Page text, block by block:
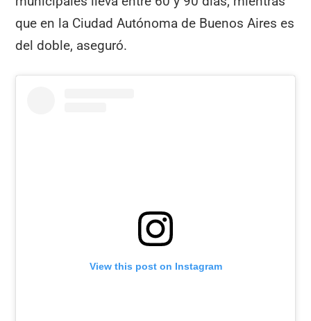
que en la Ciudad Autónoma de Buenos Aires es
del doble, aseguró.
View this post on Instagram